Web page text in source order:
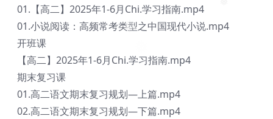
❅
01.【高二】2025年1-6月Chi.学习指南.mp4
01.小说阅读：高频常考类型之中国现代小说.mp4
开班课
【高二】2025年1-6月Chi.学习指南.mp4
期末复习课
01.高二语文期末复习规划—上篇.mp4
02.高二语文期末复习规划—下篇.mp4